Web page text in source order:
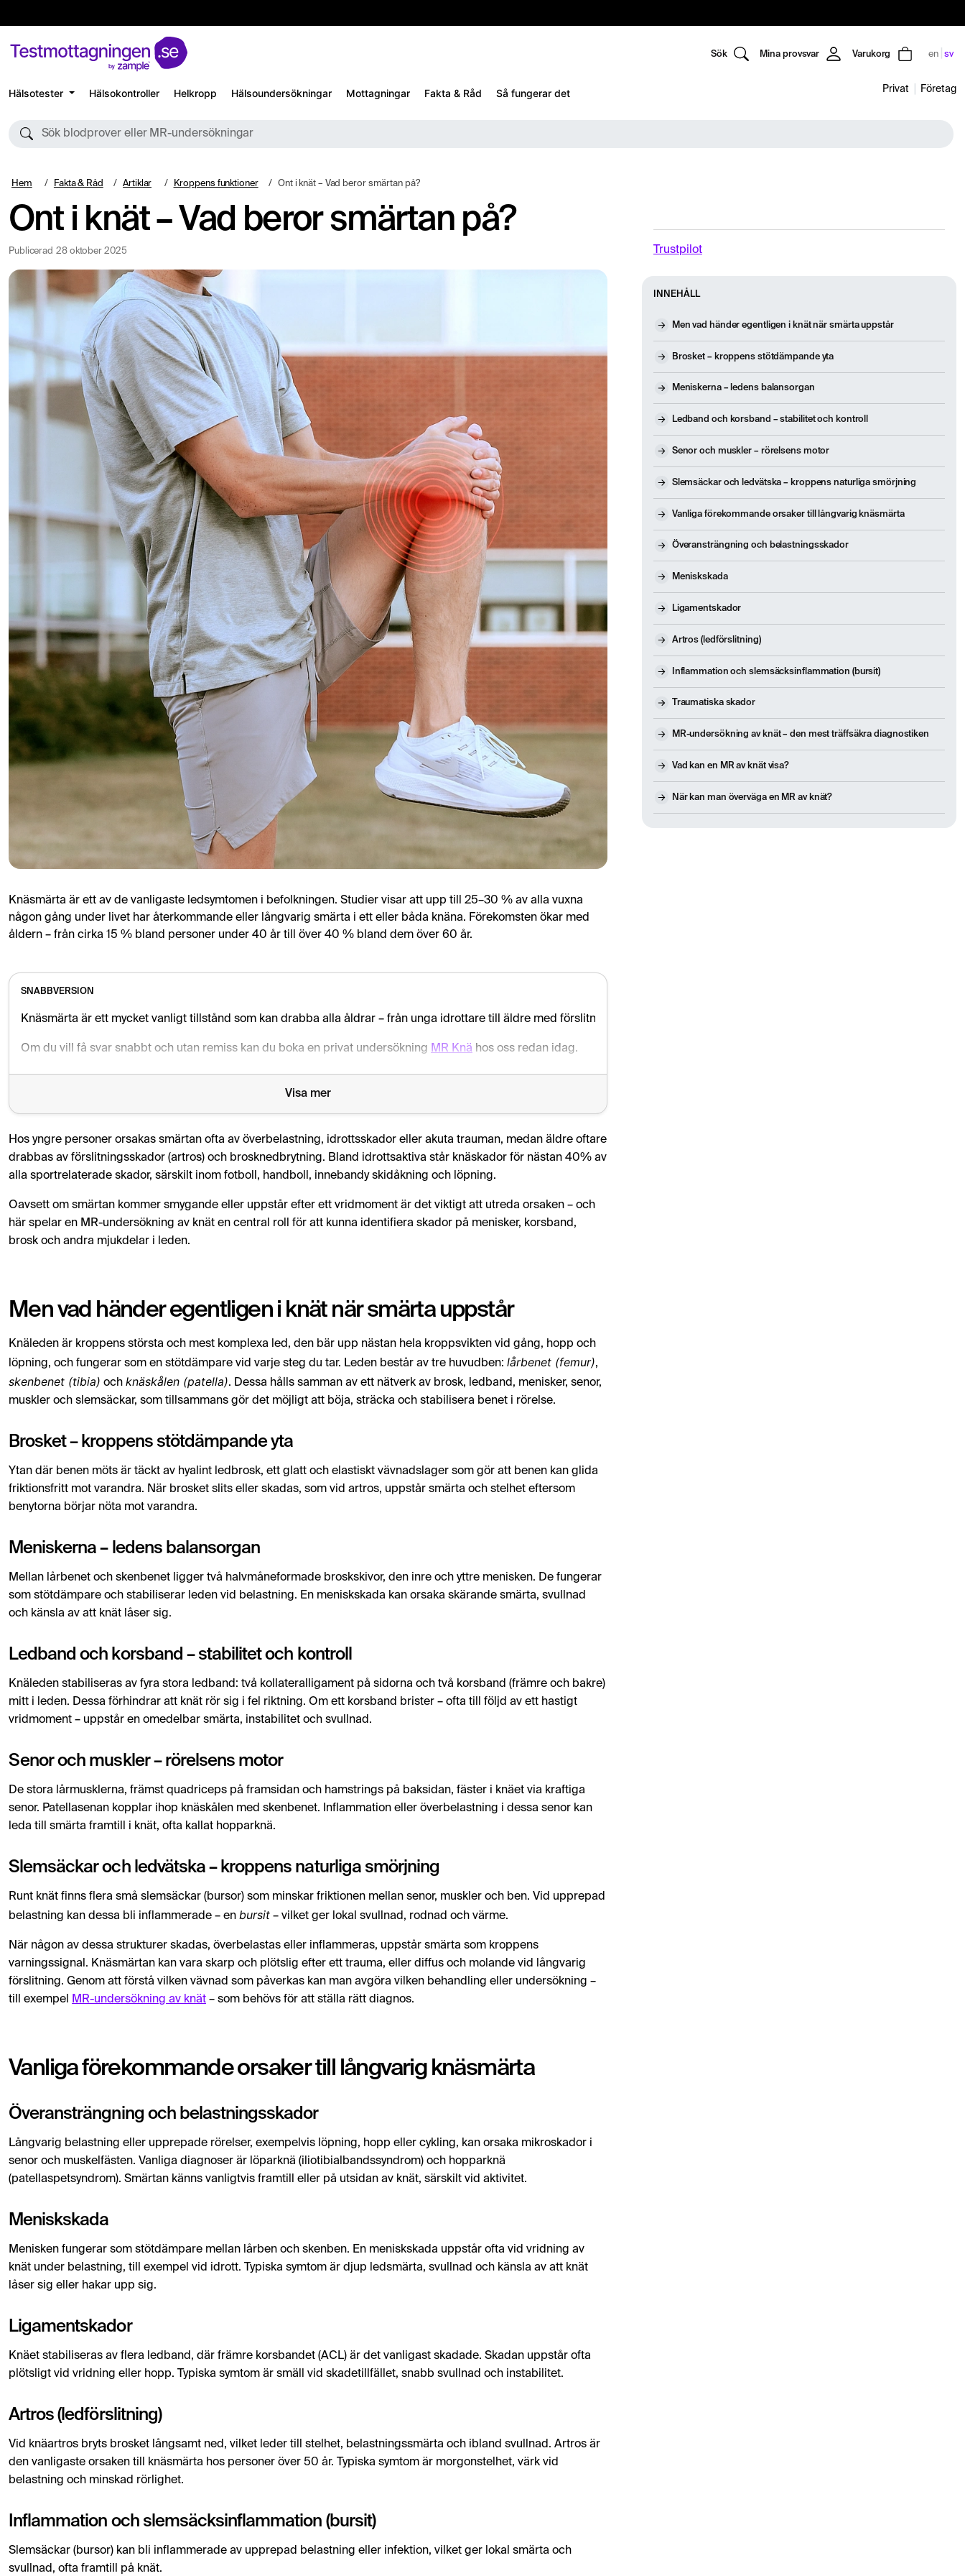
Sök Mina provsvar Varukorg en sv
Hälsotester Hälsokontroller Helkropp Hälsoundersökningar Mottagningar Fakta & Råd Så fungerar det Privat Företag
Sök blodprover eller MR-undersökningar
Hem Fakta & Råd Artiklar Kroppens funktioner Ont i knät – Vad beror smärtan på?
Ont i knät – Vad beror smärtan på?
Publicerad 28 oktober 2025
Knäsmärta är ett av de vanligaste ledsymtomen i befolkningen. Studier visar att upp till 25–30 % av alla vuxna
någon gång under livet har återkommande eller långvarig smärta i ett eller båda knäna. Förekomsten ökar med
åldern – från cirka 15 % bland personer under 40 år till över 40 % bland dem över 60 år.
Trustpilot
INNEHÅLL
Men vad händer egentligen i knät när smärta uppstår
Brosket – kroppens stötdämpande yta
Meniskerna – ledens balansorgan
Ledband och korsband – stabilitet och kontroll
Senor och muskler – rörelsens motor
Slemsäckar och ledvätska – kroppens naturliga smörjning
Vanliga förekommande orsaker till långvarig knäsmärta
Överansträngning och belastningsskador
Meniskskada
Ligamentskador
Artros (ledförslitning)
Inflammation och slemsäcksinflammation (bursit)
Traumatiska skador
MR-undersökning av knät – den mest träffsäkra diagnostiken
Vad kan en MR av knät visa?
När kan man överväga en MR av knät?
SNABBVERSION
Knäsmärta är ett mycket vanligt tillstånd som kan drabba alla åldrar – från unga idrottare till äldre med förslitningsbesvär. En MR-undersökning av knät är det mest träffsäkra
Om du vill få svar snabbt och utan remiss kan du boka en privat undersökning MR Knä hos oss redan idag.
Visa mer
Hos yngre personer orsakas smärtan ofta av överbelastning, idrottsskador eller akuta trauman, medan äldre oftare
drabbas av förslitningsskador (artros) och brosknedbrytning. Bland idrottsaktiva står knäskador för nästan 40% av
alla sportrelaterade skador, särskilt inom fotboll, handboll, innebandy skidåkning och löpning.
Oavsett om smärtan kommer smygande eller uppstår efter ett vridmoment är det viktigt att utreda orsaken – och
här spelar en MR-undersökning av knät en central roll för att kunna identifiera skador på menisker, korsband,
brosk och andra mjukdelar i leden.
Men vad händer egentligen i knät när smärta uppstår
Knäleden är kroppens största och mest komplexa led, den bär upp nästan hela kroppsvikten vid gång, hopp och
löpning, och fungerar som en stötdämpare vid varje steg du tar. Leden består av tre huvudben: lårbenet (femur),
skenbenet (tibia) och knäskålen (patella). Dessa hålls samman av ett nätverk av brosk, ledband, menisker, senor,
muskler och slemsäckar, som tillsammans gör det möjligt att böja, sträcka och stabilisera benet i rörelse.
Brosket – kroppens stötdämpande yta
Ytan där benen möts är täckt av hyalint ledbrosk, ett glatt och elastiskt vävnadslager som gör att benen kan glida
friktionsfritt mot varandra. När brosket slits eller skadas, som vid artros, uppstår smärta och stelhet eftersom
benytorna börjar nöta mot varandra.
Meniskerna – ledens balansorgan
Mellan lårbenet och skenbenet ligger två halvmåneformade broskskivor, den inre och yttre menisken. De fungerar
som stötdämpare och stabiliserar leden vid belastning. En meniskskada kan orsaka skärande smärta, svullnad
och känsla av att knät låser sig.
Ledband och korsband – stabilitet och kontroll
Knäleden stabiliseras av fyra stora ledband: två kollateralligament på sidorna och två korsband (främre och bakre)
mitt i leden. Dessa förhindrar att knät rör sig i fel riktning. Om ett korsband brister – ofta till följd av ett hastigt
vridmoment – uppstår en omedelbar smärta, instabilitet och svullnad.
Senor och muskler – rörelsens motor
De stora lårmusklerna, främst quadriceps på framsidan och hamstrings på baksidan, fäster i knäet via kraftiga
senor. Patellasenan kopplar ihop knäskålen med skenbenet. Inflammation eller överbelastning i dessa senor kan
leda till smärta framtill i knät, ofta kallat hopparknä.
Slemsäckar och ledvätska – kroppens naturliga smörjning
Runt knät finns flera små slemsäckar (bursor) som minskar friktionen mellan senor, muskler och ben. Vid upprepad
belastning kan dessa bli inflammerade – en bursit – vilket ger lokal svullnad, rodnad och värme.
När någon av dessa strukturer skadas, överbelastas eller inflammeras, uppstår smärta som kroppens
varningssignal. Knäsmärtan kan vara skarp och plötslig efter ett trauma, eller diffus och molande vid långvarig
förslitning. Genom att förstå vilken vävnad som påverkas kan man avgöra vilken behandling eller undersökning –
till exempel
MR-undersökning av knät – som behövs för att ställa rätt diagnos.
Vanliga förekommande orsaker till långvarig knäsmärta
Överansträngning och belastningsskador
Långvarig belastning eller upprepade rörelser, exempelvis löpning, hopp eller cykling, kan orsaka mikroskador i
senor och muskelfästen. Vanliga diagnoser är löparknä (iliotibialbandssyndrom) och hopparknä
(patellaspetsyndrom). Smärtan känns vanligtvis framtill eller på utsidan av knät, särskilt vid aktivitet.
Meniskskada
Menisken fungerar som stötdämpare mellan lårben och skenben. En meniskskada uppstår ofta vid vridning av
knät under belastning, till exempel vid idrott. Typiska symtom är djup ledsmärta, svullnad och känsla av att knät
låser sig eller hakar upp sig.
Ligamentskador
Knäet stabiliseras av flera ledband, där främre korsbandet (ACL) är det vanligast skadade. Skadan uppstår ofta
plötsligt vid vridning eller hopp. Typiska symtom är smäll vid skadetillfället, snabb svullnad och instabilitet.
Artros (ledförslitning)
Vid knäartros bryts brosket långsamt ned, vilket leder till stelhet, belastningssmärta och ibland svullnad. Artros är
den vanligaste orsaken till knäsmärta hos personer över 50 år. Typiska symtom är morgonstelhet, värk vid
belastning och minskad rörlighet.
Inflammation och slemsäcksinflammation (bursit)
Slemsäckar (bursor) kan bli inflammerade av upprepad belastning eller infektion, vilket ger lokal smärta och
svullnad, ofta framtill på knät.